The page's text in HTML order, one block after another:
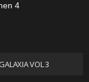
4
VOL 3